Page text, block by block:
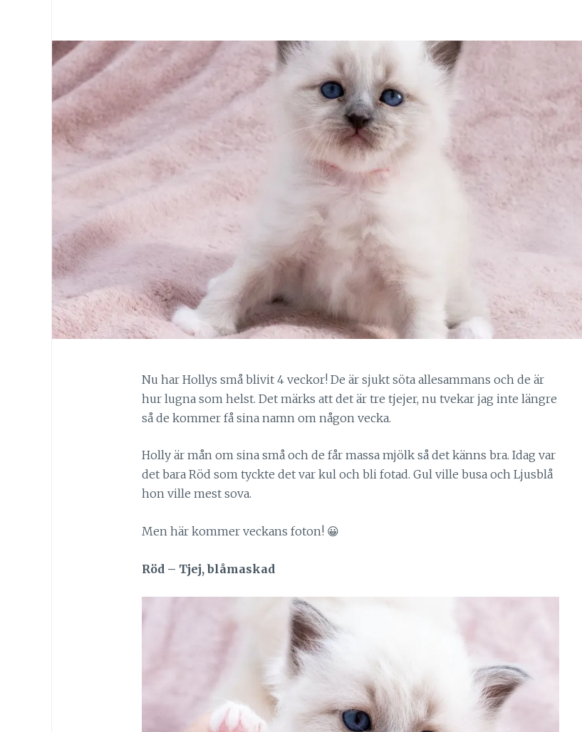
Nu har Hollys små blivit 4 veckor! De är sjukt söta allesammans och de är
hur lugna som helst. Det märks att det är tre tjejer, nu tvekar jag inte längre
så de kommer få sina namn om någon vecka.
Holly är mån om sina små och de får massa mjölk så det känns bra. Idag var
det bara Röd som tyckte det var kul och bli fotad. Gul ville busa och Ljusblå
hon ville mest sova.
Men här kommer veckans foton! 😀
Röd – Tjej, blåmaskad